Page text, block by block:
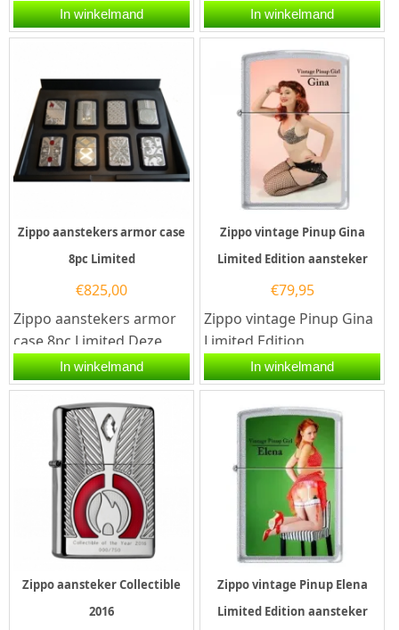
aansteker.De Zippo
vintage Pinup Julie
In winkelmand
met Zippo code 60005687.
Het betreft een armor
case...
In winkelmand
Zippo aanstekers armor case
8pc Limited
€825,00
Zippo aanstekers armor
case 8pc Limited.Deze
gelimiteerde set Zippo
aanstekers bestaat uit...
In winkelmand
Zippo vintage Pinup Gina
Limited Edition aansteker
€79,95
Zippo vintage Pinup Gina
Limited Edition
aansteker.De Zippo
vintage Pinup Gina
Limited Edition...
In winkelmand
Zippo aansteker Collectible
2016
Zippo vintage Pinup Elena
Limited Edition aansteker